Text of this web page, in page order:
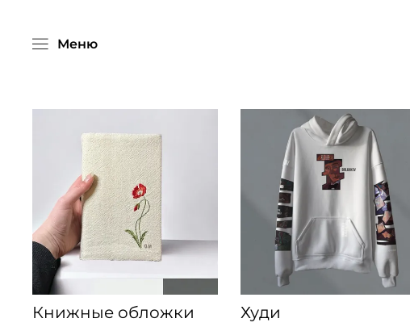
Меню
Книжные обложки Худи